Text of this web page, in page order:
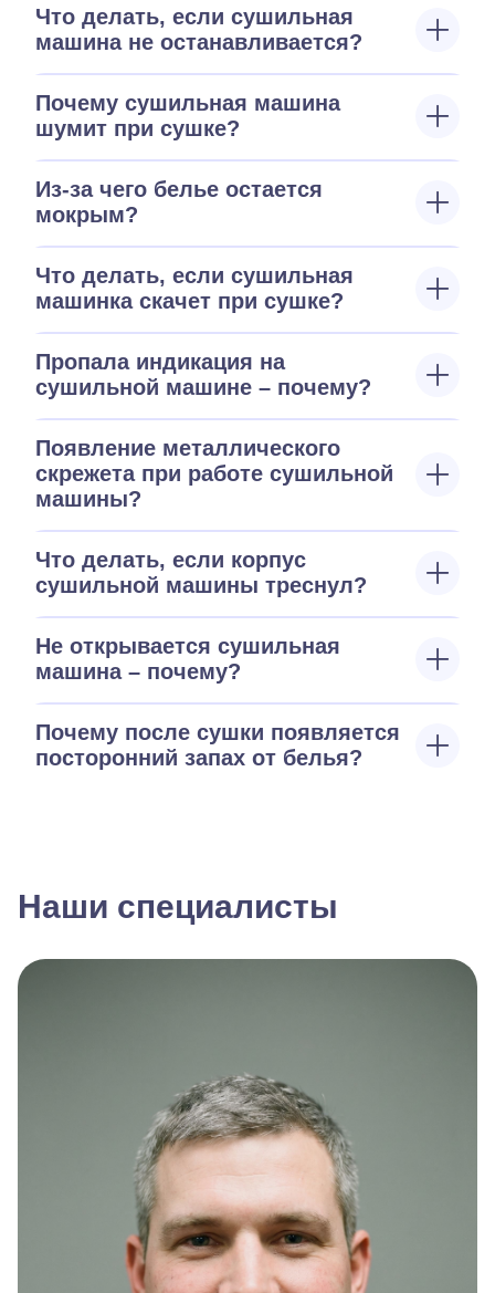
Что делать, если сушильная
машина не останавливается?
Почему сушильная машина
шумит при сушке?
Из-за чего белье остается
мокрым?
Что делать, если сушильная
машинка скачет при сушке?
Пропала индикация на
сушильной машине – почему?
Появление металлического
скрежета при работе сушильной
машины?
Что делать, если корпус
сушильной машины треснул?
Не открывается сушильная
машина – почему?
Почему после сушки появляется
посторонний запах от белья?
Наши специалисты